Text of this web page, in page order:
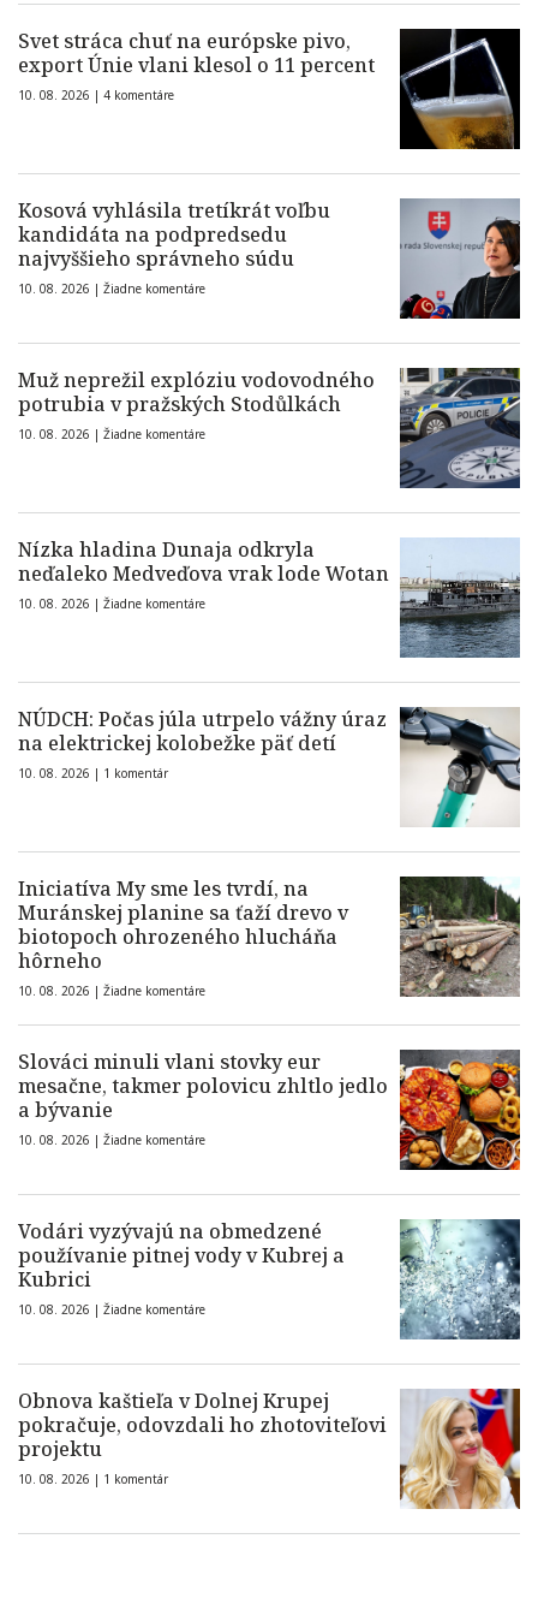
Svet stráca chuť na európske pivo,
export Únie vlani klesol o 11 percent
10. 08. 2026 | 4 komentáre
Kosová vyhlásila tretíkrát voľbu
kandidáta na podpredsedu
najvyššieho správneho súdu
10. 08. 2026 | Žiadne komentáre
Muž neprežil explóziu vodovodného
potrubia v pražských Stodůlkách
10. 08. 2026 | Žiadne komentáre
Nízka hladina Dunaja odkryla
neďaleko Medveďova vrak lode Wotan
10. 08. 2026 | Žiadne komentáre
NÚDCH: Počas júla utrpelo vážny úraz
na elektrickej kolobežke päť detí
10. 08. 2026 | 1 komentár
Iniciatíva My sme les tvrdí, na
Muránskej planine sa ťaží drevo v
biotopoch ohrozeného hlucháňa
hôrneho
10. 08. 2026 | Žiadne komentáre
Slováci minuli vlani stovky eur
mesačne, takmer polovicu zhltlo jedlo
a bývanie
10. 08. 2026 | Žiadne komentáre
Vodári vyzývajú na obmedzené
používanie pitnej vody v Kubrej a
Kubrici
10. 08. 2026 | Žiadne komentáre
Obnova kaštieľa v Dolnej Krupej
pokračuje, odovzdali ho zhotoviteľovi
projektu
10. 08. 2026 | 1 komentár